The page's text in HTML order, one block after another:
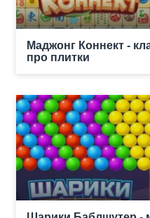
Маджонг Коннект -
про плитки